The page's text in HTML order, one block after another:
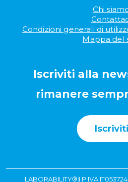
Chi
Condizioni generali di
Mappa del
Iscriviti alla
rimanere
Iscriviti
LABORABILITY®|I P.IVA